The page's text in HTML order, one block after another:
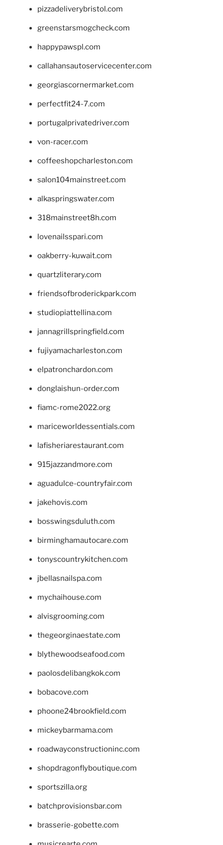
pizzadeliverybristol.com
greenstarsmogcheck.com
happypawspl.com
callahansautoservicecenter.com
georgiascornermarket.com
perfectfit24-7.com
portugalprivatedriver.com
von-racer.com
coffeeshopcharleston.com
salon104mainstreet.com
alkaspringswater.com
318mainstreet8h.com
lovenailsspari.com
oakberry-kuwait.com
quartzliterary.com
friendsofbroderickpark.com
studiopiattellina.com
jannagrillspringfield.com
fujiyamacharleston.com
elpatronchardon.com
donglaishun-order.com
fiamc-rome2022.org
mariceworldessentials.com
lafisheriarestaurant.com
915jazzandmore.com
aguadulce-countryfair.com
jakehovis.com
bosswingsduluth.com
birminghamautocare.com
tonyscountrykitchen.com
jbellasnailspa.com
mychaihouse.com
alvisgrooming.com
thegeorginaestate.com
blythewoodseafood.com
paolosdelibangkok.com
bobacove.com
phoone24brookfield.com
mickeybarmama.com
roadwayconstructioninc.com
shopdragonflyboutique.com
sportszilla.org
batchprovisionsbar.com
brasserie-gobette.com